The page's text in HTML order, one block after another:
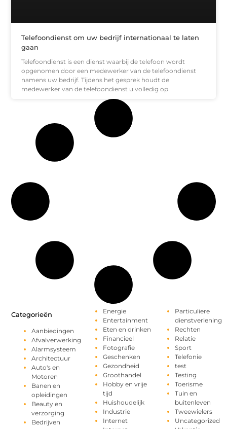
Telefoondienst om uw bedrijf internationaal te laten
gaan
Telefoondienst is een dienst waarbij de telefoon wordt
opgenomen door een medewerker van de telefoondienst
namens uw bedrijf. Tijdens het gesprek houdt de
medewerker van de telefoondienst u volledig op
Categorieën
Aanbiedingen
Afvalverwerking
Alarmsysteem
Architectuur
Auto's en
Motoren
Banen en
opleidingen
Beauty en
verzorging
Bedrijven
Energie
Entertainment
Eten en drinken
Financieel
Fotografie
Geschenken
Gezondheid
Groothandel
Hobby en vrije
tijd
Huishoudelijk
Industrie
Internet
Particuliere
dienstverlening
Rechten
Relatie
Sport
Telefonie
test
Testing
Toerisme
Tuin en
buitenleven
Tweewielers
Uncategorized